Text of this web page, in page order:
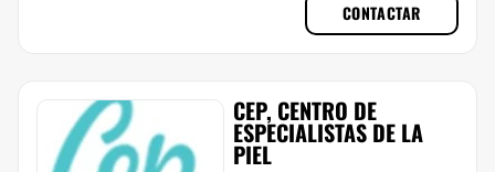
CONTACTAR
CEP, CENTRO DE
ESPECIALISTAS DE LA
PIEL